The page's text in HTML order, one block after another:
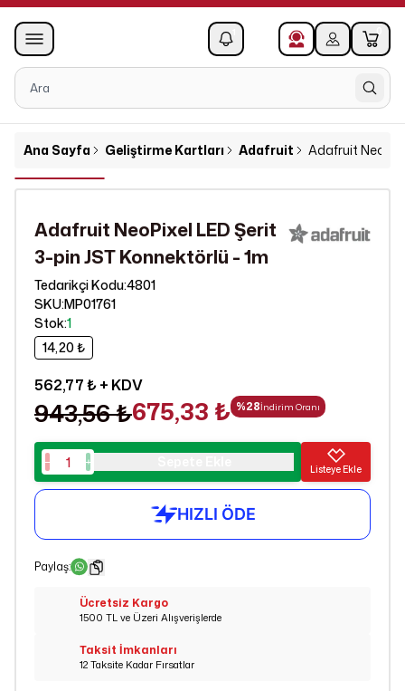
0
Ana Sayfa Geliştirme Kartları Adafruit Adafruit
Adafruit NeoPixel LED Şerit
3-pin JST Konnektörlü - 1m
Tedarikçi Kodu:4801
SKU:MP01761
Stok:1
14,20 ₺
562,77 ₺+ KDV
943,56 ₺675,33 ₺ %28İndirim Oranı
Listeye Ekle
Paylaş:
Ücretsiz Kargo
1500 TL ve Üzeri Alışverişlerde
Taksit İmkanları
12 Taksite Kadar Fırsatlar